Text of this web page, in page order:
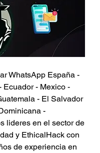
WhatsApp España -
Ecuador - Mexico -
- El Salvador
-
lideres en el sector de
y EthicalHack con
de experiencia en